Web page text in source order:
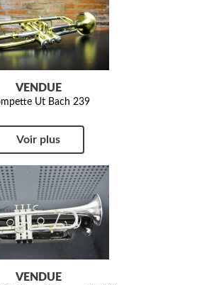
VENDUE
Ut Bach 239
Voir plus
VENDUE